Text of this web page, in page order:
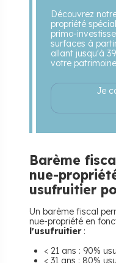
Découvrez
propriété
primo-
surfaces à
allant jusqu'à
votre
Je
Barème
nue-
usufruitier
Un barème fiscal
nue-propriété en
l'usufruitier:
< 21 ans : 90%
< 31 ans : 80%